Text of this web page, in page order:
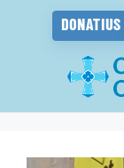
DONATIUS